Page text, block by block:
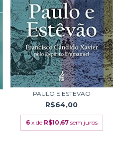
PAULO E ESTEVAO
R$64,00
6 x de R$10,67 sem juros